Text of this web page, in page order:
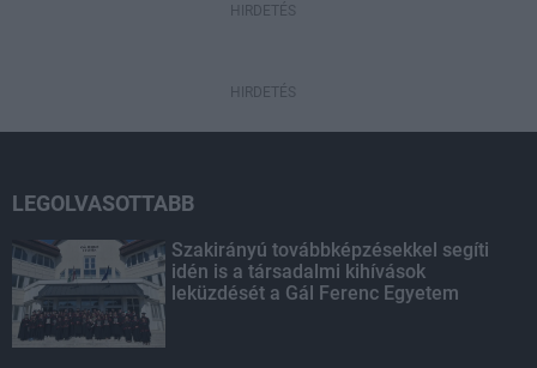
HIRDETÉS
HIRDETÉS
LEGOLVASOTTABB
Szakirányú továbbképzésekkel segíti
idén is a társadalmi kihívások
leküzdését a Gál Ferenc Egyetem